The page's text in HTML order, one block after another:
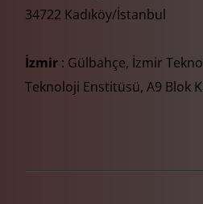
34722 Kadıköy/İstanbul
İzmir : Gülbahçe, İzmir
Teknoloji Enstitüsü, A9 Blok